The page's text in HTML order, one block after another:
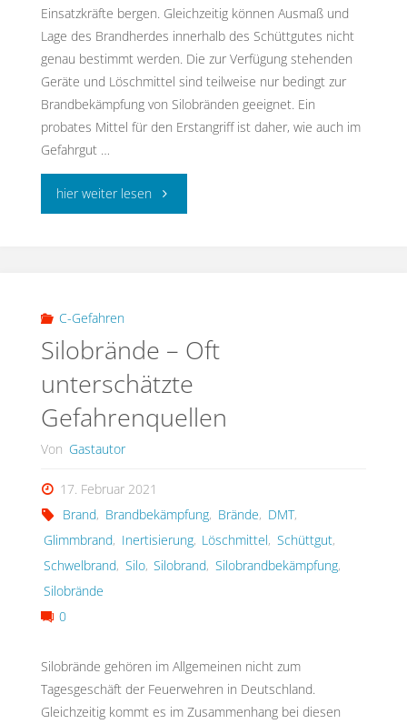
Einsatzkräfte bergen. Gleichzeitig können Ausmaß und
Lage des Brandherdes innerhalb des Schüttgutes nicht
genau bestimmt werden. Die zur Verfügung stehenden
Geräte und Löschmittel sind teilweise nur bedingt zur
Brandbekämpfung von Silobränden geeignet. Ein
probates Mittel für den Erstangriff ist daher, wie auch im
Gefahrgut …
hier weiter lesen"Die
Auch
bei
Silobränden
nützliches
Tool"
C-Gefahren
Silobrände – Oft
unterschätzte
Gefahrenquellen
Von Gastautor
17. Februar 2021
Brand, Brandbekämpfung, Brände, DMT,
Glimmbrand, Inertisierung, Löschmittel, Schüttgut,
Schwelbrand, Silo, Silobrand, Silobrandbekämpfung,
Silobrände
0
Silobrände gehören im Allgemeinen nicht zum
Tagesgeschäft der Feuerwehren in Deutschland.
Gleichzeitig kommt es im Zusammenhang bei diesen